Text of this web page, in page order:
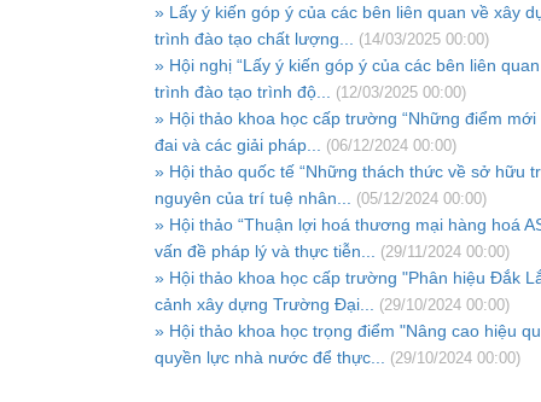
» Lấy ý kiến góp ý của các bên liên quan về xây
trình đào tạo chất lượng...
(14/03/2025 00:00)
» Hội nghị “Lấy ý kiến góp ý của các bên liên
trình đào tạo trình độ...
(12/03/2025 00:00)
» Hội thảo khoa học cấp trường “Những điểm
đai và các giải pháp...
(06/12/2024 00:00)
» Hội thảo quốc tế “Những thách thức về sở hữu
nguyên của trí tuệ nhân...
(05/12/2024 00:00)
» Hội thảo “Thuận lợi hoá thương mại hàng hoá
vấn đề pháp lý và thực tiễn...
(29/11/2024 00:00)
» Hội thảo khoa học cấp trường "Phân hiệu Đắk
cảnh xây dựng Trường Đại...
(29/10/2024 00:00)
» Hội thảo khoa học trọng điểm "Nâng cao hiệu
quyền lực nhà nước để thực...
(29/10/2024 00:00)